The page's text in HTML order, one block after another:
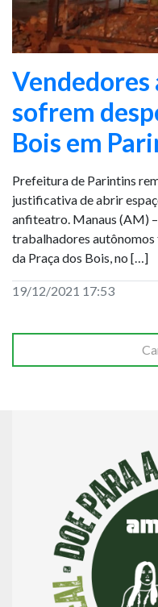
sofrem
Bois em
Prefeitura de Parintins
justificativa de abrir
anfiteatro. Manaus (AM)
trabalhadores autônomos
da Praça dos Bois, no […]
19/12/2021 17:53